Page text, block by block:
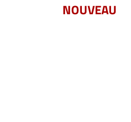
NOUVEAU